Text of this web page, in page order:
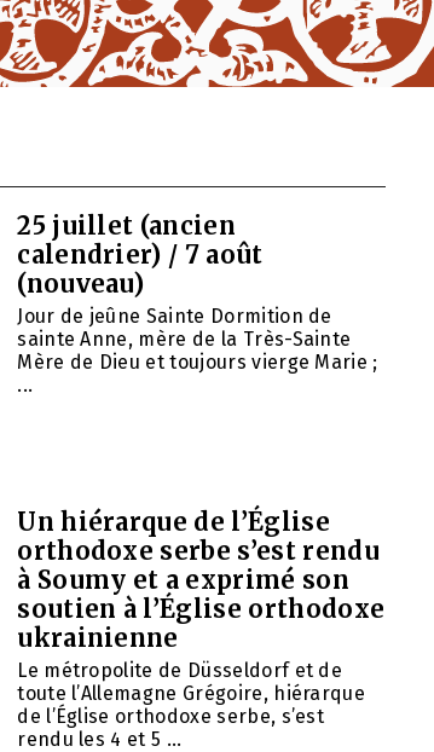
25 juillet (ancien
calendrier) / 7 août
(nouveau)
Jour de jeûne Sainte Dormition de
sainte Anne, mère de la Très-Sainte
Mère de Dieu et toujours vierge Marie ;
...
Un hiérarque de l’Église
orthodoxe serbe s’est rendu
à Soumy et a exprimé son
soutien à l’Église orthodoxe
ukrainienne
Le métropolite de Düsseldorf et de
toute l’Allemagne Grégoire, hiérarque
de l’Église orthodoxe serbe, s’est
rendu les 4 et 5 ...